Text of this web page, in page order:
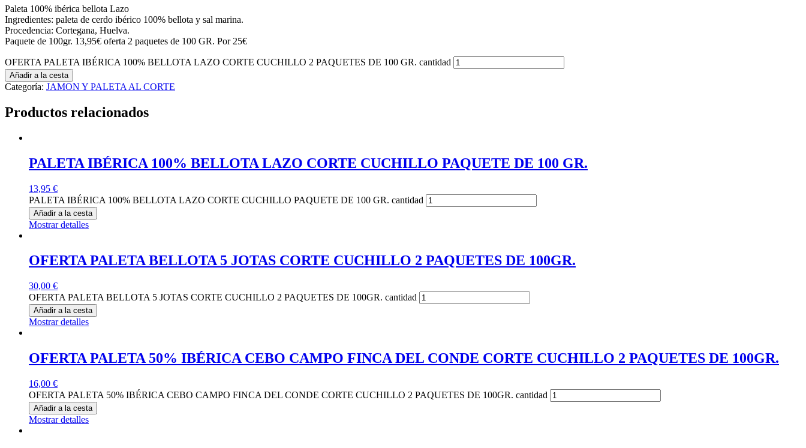
Paleta 100% ibérica bellota Lazo
Ingredientes: paleta de cerdo ibérico 100% bellota y sal marina.
Procedencia: Cortegana, Huelva.
Paquete de 100gr. 13,95€ oferta 2 paquetes de 100 GR. Por 25€
OFERTA PALETA IBÉRICA 100% BELLOTA LAZO CORTE CUCHILLO 2 PAQUETES DE 100 GR. cantidad
Añadir a la cesta
Categoría: JAMON Y PALETA AL CORTE
Productos relacionados
PALETA IBÉRICA 100% BELLOTA LAZO CORTE CUCHILLO PAQUETE DE 100 GR.
13,95 €
PALETA IBÉRICA 100% BELLOTA LAZO CORTE CUCHILLO PAQUETE DE 100 GR. cantidad
Añadir a la cesta
Mostrar detalles
OFERTA PALETA BELLOTA 5 JOTAS CORTE CUCHILLO 2 PAQUETES DE 100GR.
30,00 €
OFERTA PALETA BELLOTA 5 JOTAS CORTE CUCHILLO 2 PAQUETES DE 100GR. cantidad
Añadir a la cesta
Mostrar detalles
OFERTA PALETA 50% IBÉRICA CEBO CAMPO FINCA DEL CONDE CORTE CUCHILLO 2 PAQUETES DE 100GR.
16,00 €
OFERTA PALETA 50% IBÉRICA CEBO CAMPO FINCA DEL CONDE CORTE CUCHILLO 2 PAQUETES DE 100GR. cantidad
Añadir a la cesta
Mostrar detalles